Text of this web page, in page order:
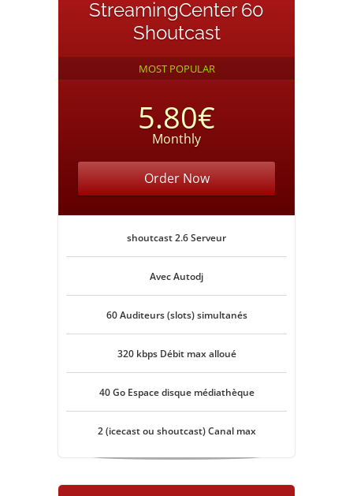
StreamingCenter 60
Shoutcast
MOST POPULAR
5.80€
Monthly
Order Now
shoutcast 2.6 Serveur
Avec Autodj
60 Auditeurs (slots) simultanés
320 kbps Débit max alloué
40 Go Espace disque médiathèque
2 (icecast ou shoutcast) Canal max